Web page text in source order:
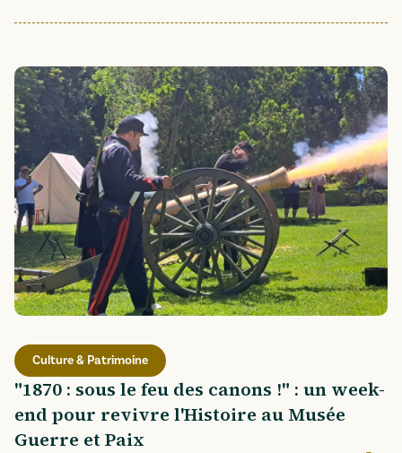
Culture & Patrimoine
"1870 : sous le feu des canons !" : un week-
end pour revivre l'Histoire au Musée
Guerre et Paix